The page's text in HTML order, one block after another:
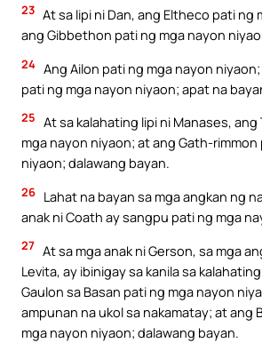
23 At sa lipi ni Dan, ang Eltheco pati ng
ang Gibbethon pati ng mga nayon
24 Ang Ailon pati ng mga nayon
pati ng mga nayon niyaon; apat na
25 At sa kalahating lipi ni Manases,
mga nayon niyaon; at ang Gath-
niyaon; dalawang bayan.
26 Lahat na bayan sa mga angkan ng
anak ni Coath ay sangpu pati ng mga
27 At sa mga anak ni Gerson, sa mga
Levita, ay ibinigay sa kanila sa
Gaulon sa Basan pati ng mga nayon
ampunan na ukol sa nakamatay; at ang
mga nayon niyaon; dalawang bayan.